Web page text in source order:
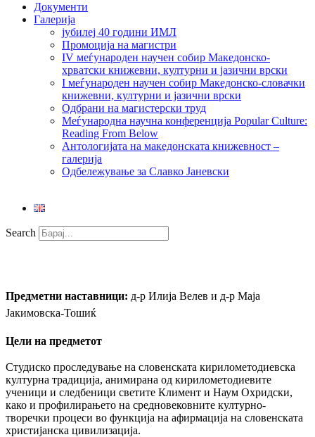
Документи
Галерија
јубилеј 40 години ИМЛ
Промоција на магистри
IV меѓународен научен собир Македонско-
хрватски книжевни, културни и јазични врски
I меѓународен научен собир Македонско-словачки
книжевни, културни и јазични врски
Одбрани на магистерски труд
Меѓународна научна конференција Popular Culture:
Reading From Below
Антологијата на македонската книжевност –
галерија
Одбележување за Славко Јаневски
Search
Предметни наставници: д-р Илија Велев и д-р Маја
Јакимовска-Тошиќ
Цели на предметот
Студиско проследување на словенската кирилометодиевска
културна традиција, анимирана од кирилометодиевите
ученици и следбеници светите Климент и Наум Охридски,
како и профилирањето на средновековните културно-
творечки процеси во функција на афирмација на словенската
христијанска цивилизација.